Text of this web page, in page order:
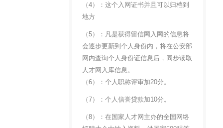
（4）：这个入网证书并且可以归档到
地方
（5）：凡是获得留信网入网的信息将
会逐步更新到个人身份内，将在公安部
网内查询个人身份证信息后，同步读取
人才网入库信息。
（6）：个人职称评审加20分。
（7）：个人信誉贷款加10分。
（8）：在国家人才网主办的全国网络